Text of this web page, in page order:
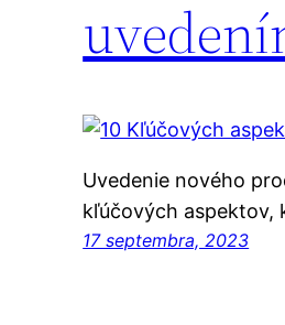
Uvedenie nového
kľúčových aspektov,
17 septembra, 2023